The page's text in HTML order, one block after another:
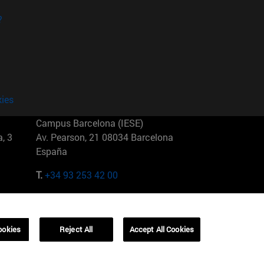
3
Campus Barcelona (IESE)
Av. Pearson, 21 08034 Barcelona
España
T.+34 93 253 42 00
01321001 Bela Vista Brasil
Reject All Accept All Cookies